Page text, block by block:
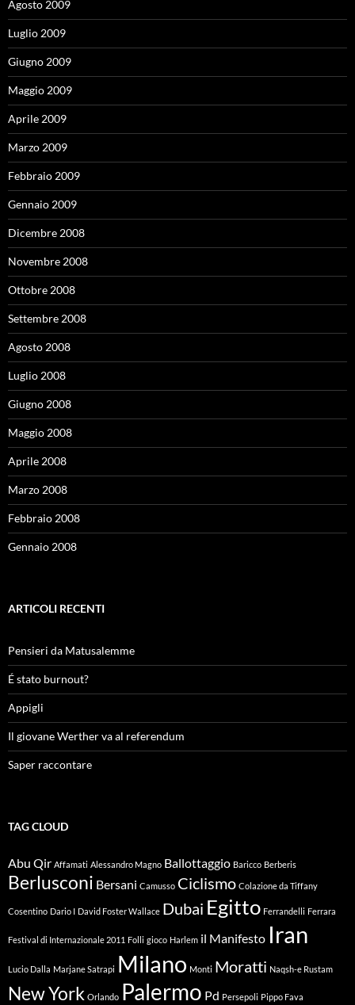
Agosto 2009
Luglio 2009
Giugno 2009
Maggio 2009
Aprile 2009
Marzo 2009
Febbraio 2009
Gennaio 2009
Dicembre 2008
Novembre 2008
Ottobre 2008
Settembre 2008
Agosto 2008
Luglio 2008
Giugno 2008
Maggio 2008
Aprile 2008
Marzo 2008
Febbraio 2008
Gennaio 2008
ARTICOLI RECENTI
Pensieri da Matusalemme
É stato burnout?
Appigli
Il giovane Werther va al referendum
Saper raccontare
TAG CLOUD
Abu Qir Affamati Alessandro Magno Ballottaggio Baricco Berberis
Berlusconi Bersani Camusso Ciclismo Colazione da Tiffany
Cosentino Dario I David Foster Wallace Dubai Egitto Ferrandelli Ferrara
Festival di Internazionale 2011 Folli gioco Harlem il Manifesto Iran
Lucio Dalla Marjane Satrapi Milano Monti Moratti Naqsh-e Rustam
New York Orlando Palermo Pd Persepoli Pippo Fava